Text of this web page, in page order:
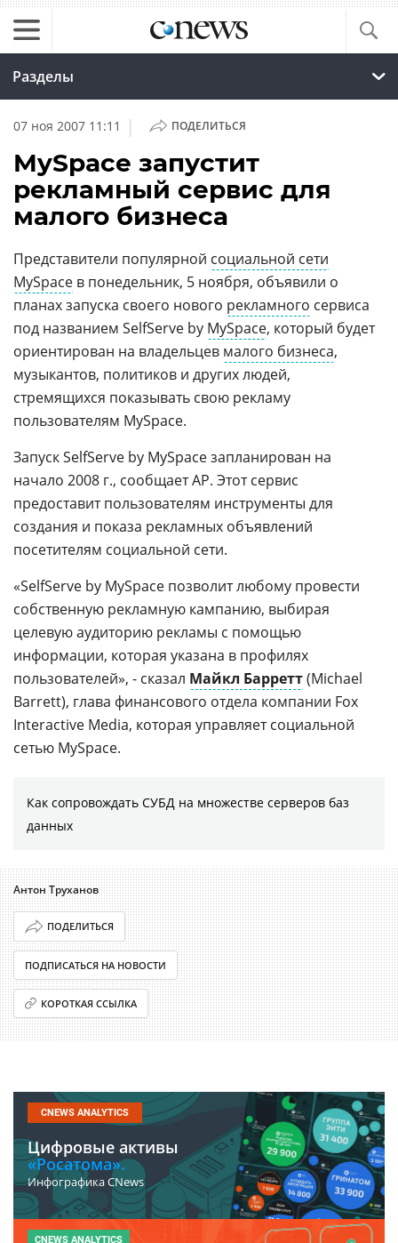
Разделы
07 ноя 2007 11:11 | ПОДЕЛИТЬСЯ
MySpace запустит
рекламный сервис для
малого бизнеса
Представители популярной социальной сети
MySpace в понедельник, 5 ноября, объявили о
планах запуска своего нового рекламного сервиса
под названием SelfServe by MySpace, который будет
ориентирован на владельцев малого бизнеса,
музыкантов, политиков и других людей,
стремящихся показывать свою рекламу
пользователям MySpace.
Запуск SelfServe by MySpace запланирован на
начало 2008 г., сообщает АР. Этот сервис
предоставит пользователям инструменты для
создания и показа рекламных объявлений
посетителям социальной сети.
«SelfServe by MySpace позволит любому провести
собственную рекламную кампанию, выбирая
целевую аудиторию рекламы с помощью
информации, которая указана в профилях
пользователей», - сказал Майкл Барретт(Michael
Barrett), глава финансового отдела компании Fox
Interactive Media, которая управляет социальной
сетью MySpace.
Как сопровождать СУБД на множестве серверов баз
данных
Антон Труханов
ПОДЕЛИТЬСЯ
ПОДПИСАТЬСЯ НА НОВОСТИ
КОРОТКАЯ ССЫЛКА
CNEWS ANALYTICS
Цифровые активы
«Росатома».
Инфографика CNews
CNEWS ANALYTICS